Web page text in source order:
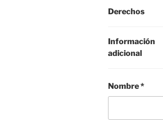
Derechos
Información
adicional
Nombre*